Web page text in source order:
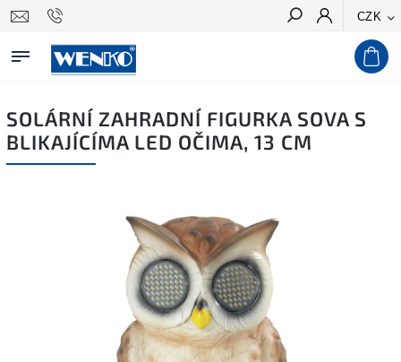
CZK
Hledat
SOLÁRNÍ ZAHRADNÍ FIGURKA SOVA S
BLIKAJÍCÍMA LED OČIMA, 13 CM